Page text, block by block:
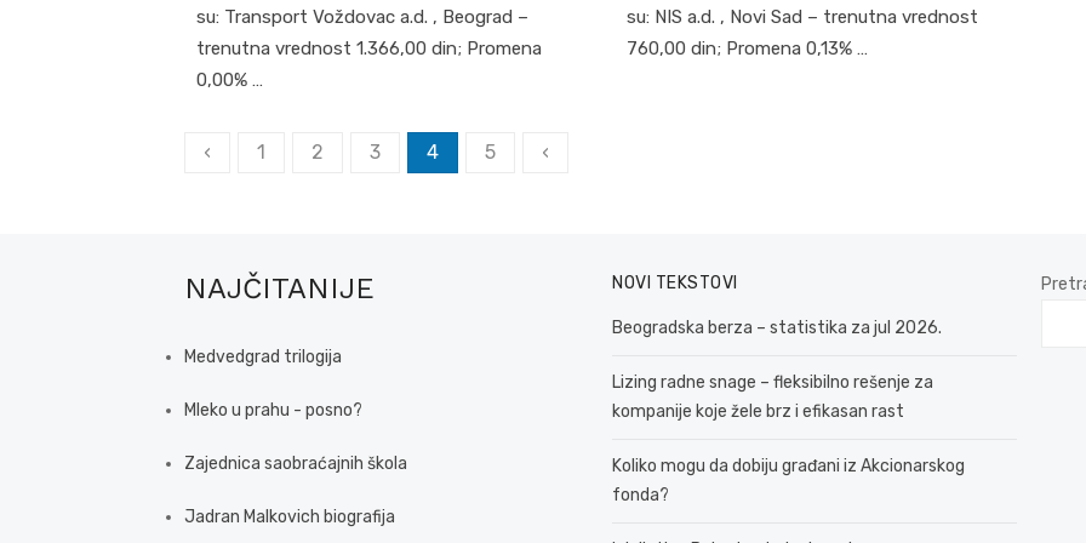
su: Transport Voždovac a.d. , Beograd –
trenutna vrednost 1.366,00 din; Promena
0,00% …
su: NIS a.d. , Novi Sad – trenutna vrednost
760,00 din; Promena 0,13% …
Posts
‹ 1 2 3 4 5 ‹
NAJČITANIJE
Medvedgrad trilogija
Mleko u prahu - posno?
Zajednica saobraćajnih škola
Jadran Malkovich biografija
NOVI TEKSTOVI
Beogradska berza – statistika za jul 2026.
Lizing radne snage – fleksibilno rešenje za
kompanije koje žele brz i efikasan rast
Koliko mogu da dobiju građani iz Akcionarskog
fonda?